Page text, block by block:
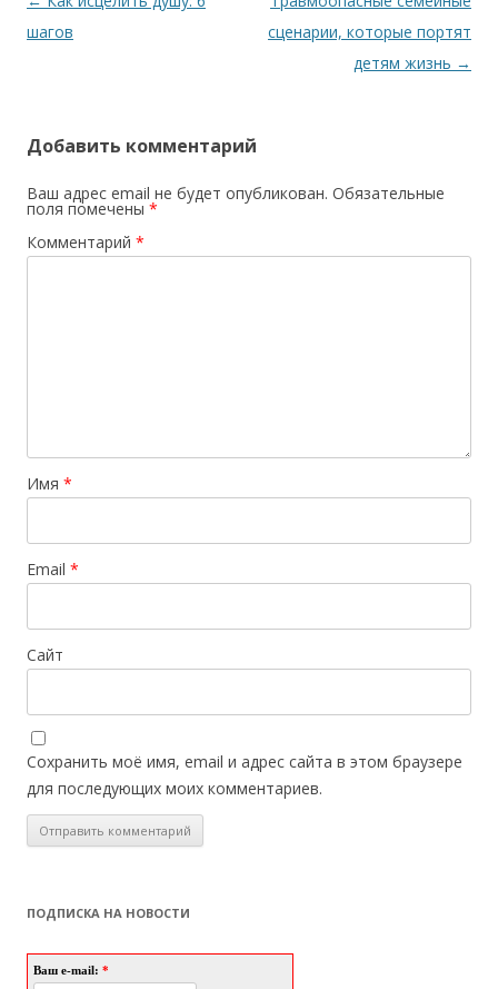
шагов
сценарии, которые портят
детям жизнь →
Добавить комментарий
Ваш адрес email не будет опубликован. Обязательные
поля помечены *
Комментарий *
Имя *
Email *
Сайт
Сохранить моё имя, email и адрес сайта в этом браузере
для последующих моих комментариев.
ПОДПИСКА НА НОВОСТИ
Ваш e-mail: *